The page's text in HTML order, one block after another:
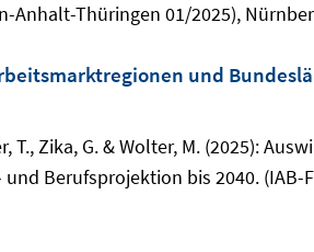
Anhalt-Thüringen 01/2025),
und
T., Zika, G. & Wolter, M. (2025):
Berufsprojektion bis 2040. (IAB-